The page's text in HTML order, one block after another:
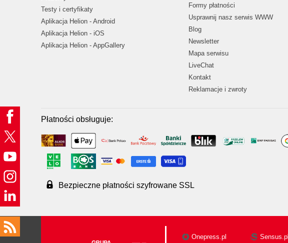
Testy i certyfikaty
Aplikacja Helion - Android
Aplikacja Helion - iOS
Aplikacja Helion - AppGallery
Formy płatności
Usprawnij nasz serwis WWW
Blog
Newsletter
Mapa serwisu
LiveChat
Kontakt
Reklamacje i zwroty
Płatności obsługuje:
Bezpieczne płatności szyfrowane SSL
Onepress.pl Sensus.pl